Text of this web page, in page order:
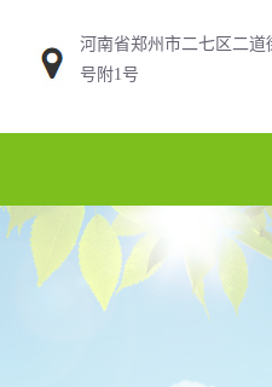
河南省郑州市二七区二道
号附1号